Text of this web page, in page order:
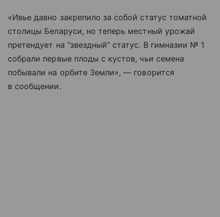
«Ивье давно закрепило за собой статус томатной
столицы Беларуси, но теперь местный урожай
претендует на “звездный” статус. В гимназии № 1
собрали первые плоды с кустов, чьи семена
побывали на орбите Земли», — говорится
в сообщении.